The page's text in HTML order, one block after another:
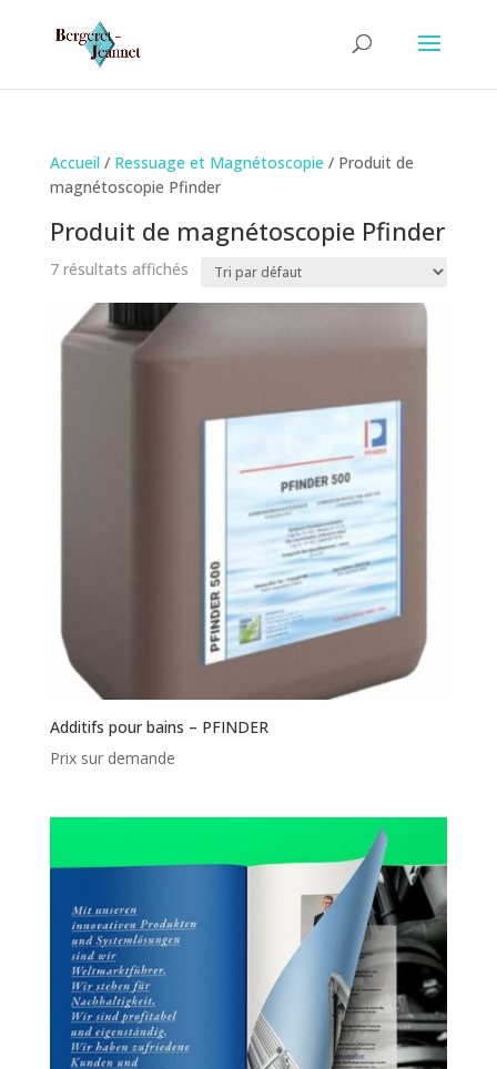
Accueil / Ressuage et Magnétoscopie / Produit de
magnétoscopie Pfinder
Produit de magnétoscopie Pfinder
7 résultats affichés
Additifs pour bains – PFINDER
Prix sur demande